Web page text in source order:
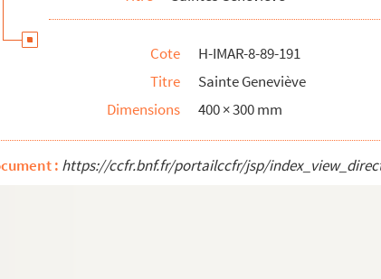
Cote
H-IMAR-8-89-191
Titre
Sainte Geneviève
Dimensions
400 × 300 mm
: https://ccfr.bnf.fr/portailccfr/jsp/